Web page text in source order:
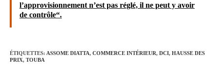
l’approvisionnement n’est pas réglé, il ne peut y avoir
de contrôle“.
ÉTIQUETTES: ASSOME DIATTA, COMMERCE INTÉRIEUR, DCI, HAUSSE DES
PRIX, TOUBA